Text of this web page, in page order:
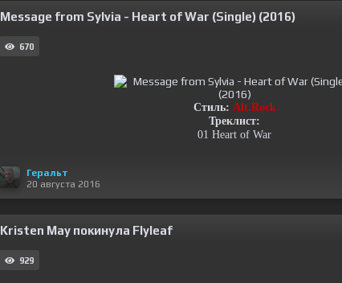
Message from Sylvia - Heart of War (Single) (2016)
670
Стиль: Alt.Rock
Треклист:
01 Heart of War
Геральт
20 августа 2016
Kristen May покинула Flyleaf
929